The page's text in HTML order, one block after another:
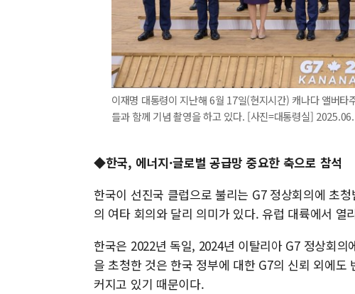
이재명 대통령이 지난해 6월 17일(현지시간) 캐나다 앨버
들과 함께 기념 촬영을 하고 있다. [사진=대통령실]
◆한국, 에너지·글로벌 공급망 중요한 축으로 참석
한국이 선진국 클럽으로 불리는 G7 정상회의에 초
의 여타 회의와 달리 의미가 있다. 유럽 대륙에서
한국은 2022년 독일, 2024년 이탈리아 G7 정상회
을 초청한 것은 한국 정부에 대한 G7의 신뢰 외에
커지고 있기 때문이다.